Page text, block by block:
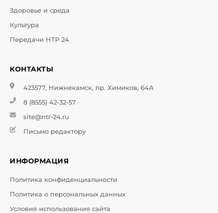
Здоровье и среда
Культура
Передачи НТР 24
КОНТАКТЫ
423577, Нижнекамск, пр. Химиков, 64А
8 (8555) 42-32-57
site@ntr-24.ru
Письмо редактору
ИНФОРМАЦИЯ
Политика конфиденциальности
Политика о персональных данных
Условия использования сайта